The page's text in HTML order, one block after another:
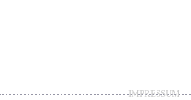
IMPRESSUM